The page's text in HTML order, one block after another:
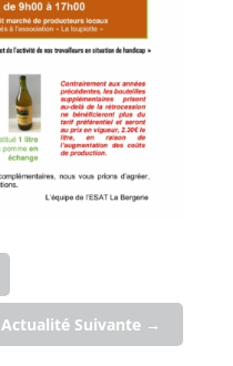
Actualité Suivante →